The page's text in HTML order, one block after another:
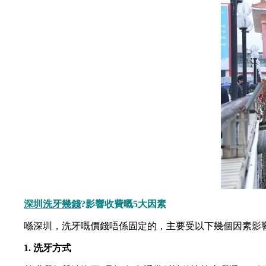
深圳洗牙幾錢?影響收費嘅5大因素
喺深圳，洗牙嘅價錢唔係固定的，主要受以下幾個因素影
1. 洗牙方式